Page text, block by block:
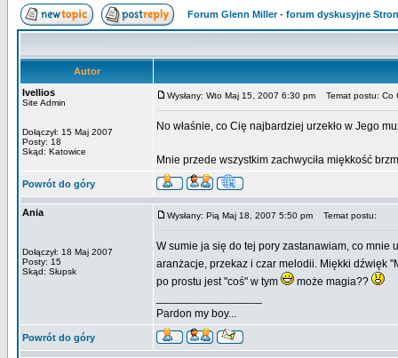
Forum Glenn Miller - forum dyskusyjne
Autor
Ivellios
Site Admin
Dołączył: 15 Maj 2007
Posty: 18
Skąd: Katowice
Wysłany: Wto Maj 15, 2007 6:30 pm Temat postu: Co
No właśnie, co Cię najbardziej urzekło w Jego
Mnie przede wszystkim zachwyciła miękkość
Powrót do góry
Ania
Dołączył: 18 Maj 2007
Posty: 15
Skąd: Słupsk
Wysłany: Pią Maj 18, 2007 5:50 pm Temat postu:
W sumie ja się do tej pory zastanawiam, co mnie
aranżacje, przekaz i czar melodii. Miękki dźwięk
po prostu jest "coś" w tym
może magia??
Pardon my boy...
Powrót do góry